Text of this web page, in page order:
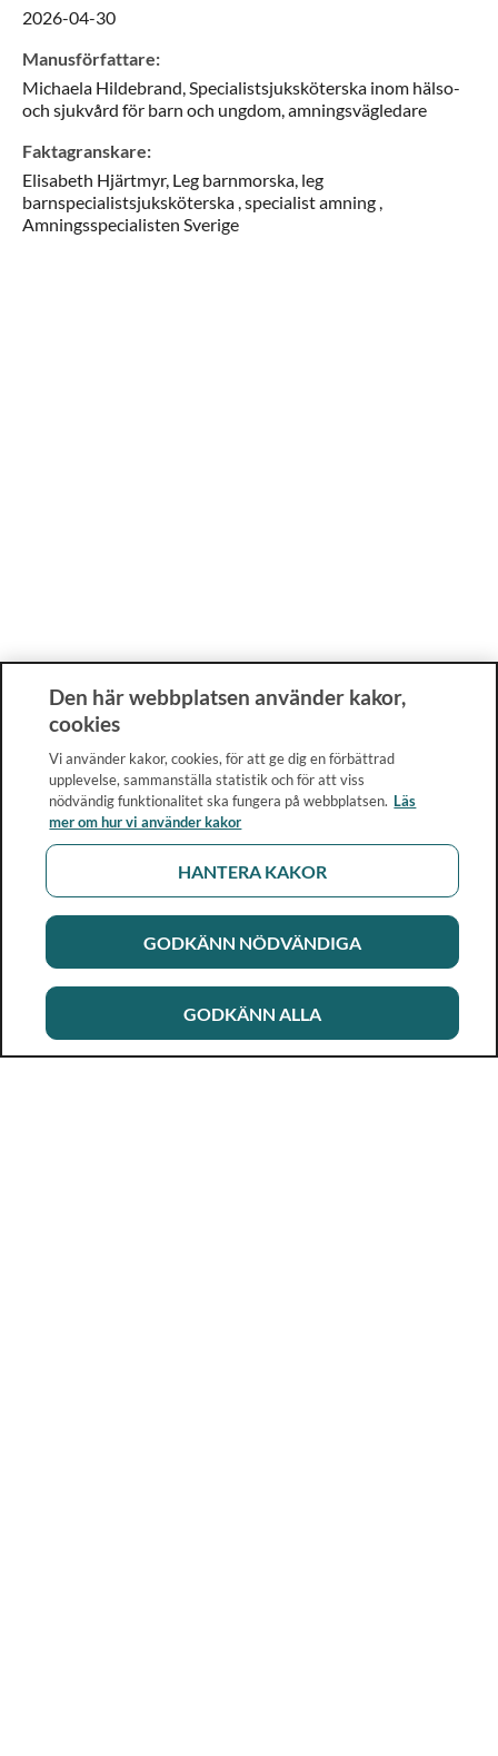
2026-04-30
Manusförfattare:
Michaela Hildebrand,Specialistsjuksköterska inom hälso-
och sjukvård för barn och ungdom, amningsvägledare
Faktagranskare:
Elisabeth Hjärtmyr, Leg barnmorska, leg
barnspecialistsjuksköterska , specialist amning ,
Amningsspecialisten Sverige
Den här webbplatsen använder kakor,
cookies
Vi använder kakor, cookies, för att ge dig en förbättrad
upplevelse, sammanställa statistik och för att viss
nödvändig funktionalitet ska fungera på webbplatsen. Läs
mer om hur vi använder kakor
HANTERA KAKOR
GODKÄNN NÖDVÄNDIGA
GODKÄNN ALLA